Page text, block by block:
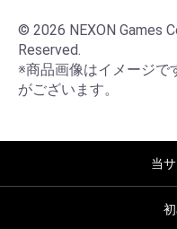
© 2026 NEXON Games
Reserved.
※商品画像はイメージで
がございます。
当